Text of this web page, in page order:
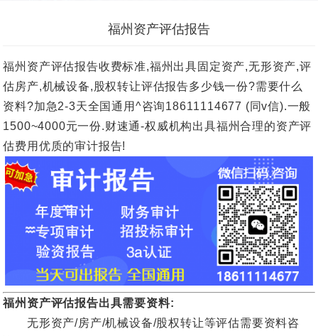
福州资产评估报告
福州资产评估报告收费标准,福州出具固定资产,无形资产,评
估房产,机械设备,股权转让评估报告多少钱一份?需要什么
资料?加急2-3天全国通用^咨询18611114677 (同v信).一般
1500~4000元一份.财速通-权威机构出具福州合理的资产评
估费用优质的审计报告!
福州资产评估报告出具需要资料:
无形资产/房产/机械设备/股权转让等评估需要资料咨